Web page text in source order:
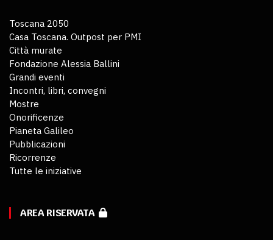
Toscana 2050
Casa Toscana. Outpost per PMI
Città murate
Fondazione Alessia Ballini
Grandi eventi
Incontri, libri, convegni
Mostre
Onorificenze
Pianeta Galileo
Pubblicazioni
Ricorrenze
Tutte le iniziative
AREA RISERVATA